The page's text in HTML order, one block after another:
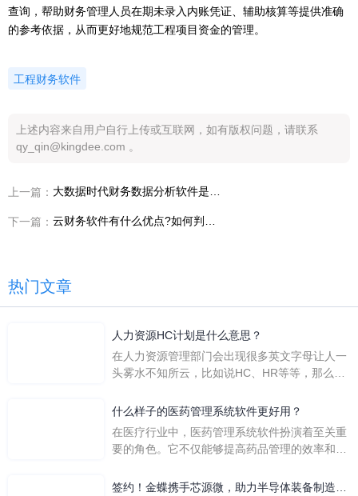
查询，帮助财务管理人员在期未录入内账凭证、辅助核算等提供准确
的参考依据，从而更好地规范工程项目资金的管理。
工程财务软件
上述内容来自用户自行上传或互联网，如有版权问题，请联系
qy_qin@kingdee.com 。
上一篇：
下一篇：
热门文章
人力资源HC计划是什么意思？
在人力资源管理部门会出现很多英文字母让人一
头雾水不知所云，比如说HC、HR等等，那么它
么呢？
什么样子的医药管理系统软件更好用？
在医疗行业中，医药管理系统软件扮演着至关重
要的角色。它不仅能够提高药品管理的效率和准
一个好用的医药管理系统软件应具备以下特点。
签约！金蝶携手芯源微，助力半导体装备制造领